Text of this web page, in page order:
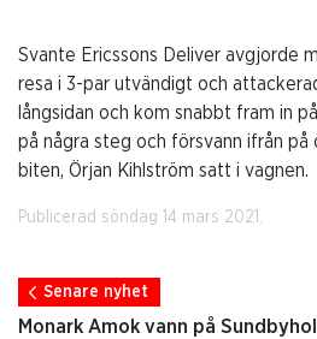
Svante Ericssons Deliver avgjorde
resa i 3-par utvändigt och
långsidan och kom snabbt fram in
på några steg och försvann ifrån
biten, Örjan Kihlström satt i vagnen.
Publicerad söndag 14 mars 2021.
Senare nyhet
Monark Amok vann på